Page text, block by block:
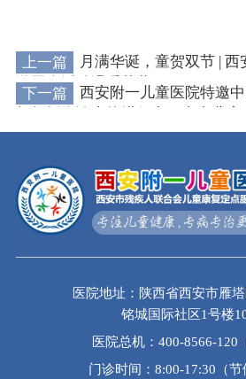
上一篇
月满华诞，童贺双节 |
游园会活动温暖落幕
下一篇
西安附一儿童医院特邀
医院地址：陕西省西安市雁
铭城国际社区1号楼
医院总机：400-8566-120
门诊时间：8:00-17:30（节